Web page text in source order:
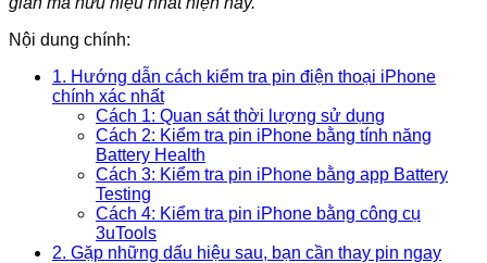
Nội dung chính:
1. Hướng dẫn cách kiểm tra pin điện thoại iPhone
chính xác nhất
Cách 1: Quan sát thời lượng sử dụng
Cách 2: Kiểm tra pin iPhone bằng tính năng
Battery Health
Cách 3: Kiểm tra pin iPhone bằng app Battery
Testing
Cách 4: Kiểm tra pin iPhone bằng công cụ
3uTools
2. Gặp những dấu hiệu sau, bạn cần thay pin ngay